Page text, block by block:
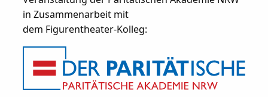
in Zusammenarbeit mit
dem Figurentheater-Kolleg: